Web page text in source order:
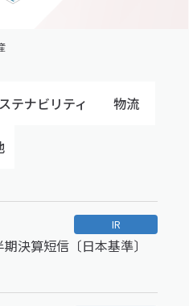
テナビリティ 物流
IR
決算短信〔日本基準〕